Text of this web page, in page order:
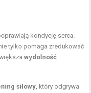
kondycję serca.
tylko pomaga zredukować
wydolność
siłowy, który odgrywa